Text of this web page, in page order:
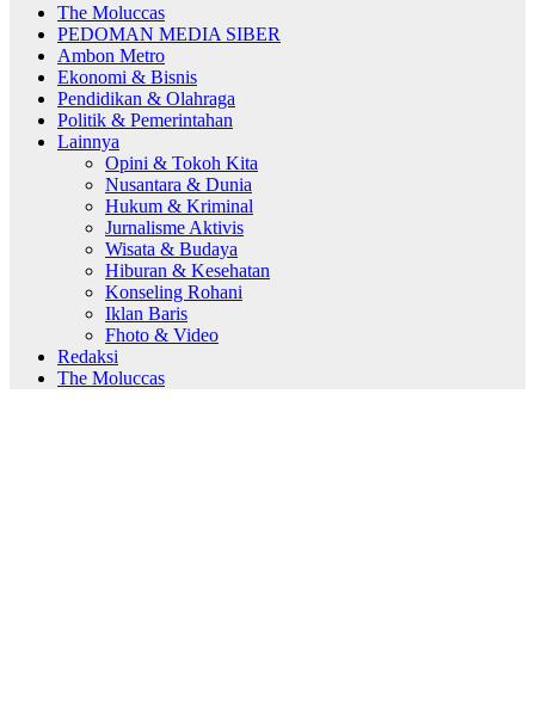
The Moluccas
PEDOMAN MEDIA SIBER
Ambon Metro
Ekonomi & Bisnis
Pendidikan & Olahraga
Politik & Pemerintahan
Lainnya
Opini & Tokoh Kita
Nusantara & Dunia
Hukum & Kriminal
Jurnalisme Aktivis
Wisata & Budaya
Hiburan & Kesehatan
Konseling Rohani
Iklan Baris
Fhoto & Video
Redaksi
The Moluccas